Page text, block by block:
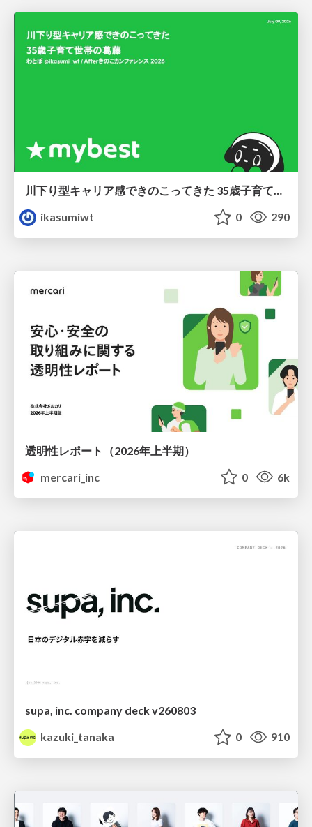
川下り型キャリア感できのこってきた 35歳子育て世帯の葛藤
ikasumiwt
0 290
透明性レポート（2026年上半期）
mercari_inc
0 6k
supa, inc. company deck v260803
kazuki_tanaka
0 910